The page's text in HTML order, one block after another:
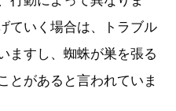
ていく場合は、トラブル
ますし、蜘蛛が巣を張る
とがあると言われていま